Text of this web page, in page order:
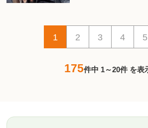
1 2 3 4 5
175件中 1～20件 を表